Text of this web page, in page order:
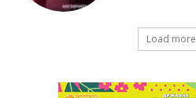
Load more